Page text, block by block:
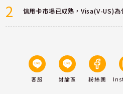
2 信用卡市場已成熟，Visa(V-US)為
客服 討論區 粉絲團